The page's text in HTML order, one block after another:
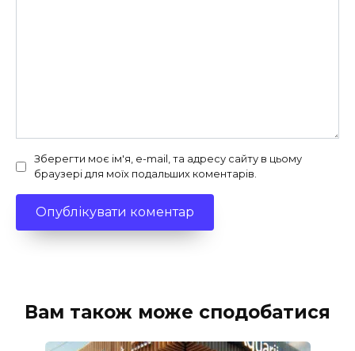
Зберегти моє ім'я, e-mail, та адресу сайту в цьому
браузері для моїх подальших коментарів.
Вам також може сподобатися